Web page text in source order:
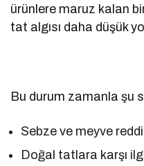
ürünlere maruz kalan
tat algısı daha düşük
Bu durum zamanla şu
Sebze ve meyve reddi
Doğal tatlara karşı